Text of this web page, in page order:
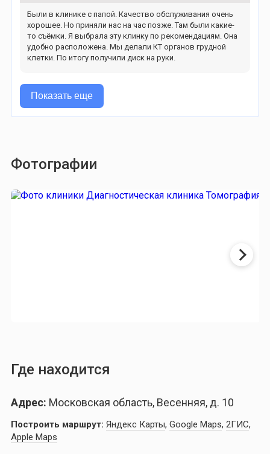
Были в клинике с папой. Качество обслуживания очень
хорошее. Но приняли нас на час позже. Там были какие-
то съёмки. Я выбрала эту клинку по рекомендациям. Она
удобно расположена. Мы делали КТ органов грудной
клетки. По итогу получили диск на руки.
Показать еще
Фотографии
Где находится
Адрес: Московская область, Весенняя, д. 10
Построить маршрут: Яндекс Карты, Google Maps, 2ГИС,
Apple Maps